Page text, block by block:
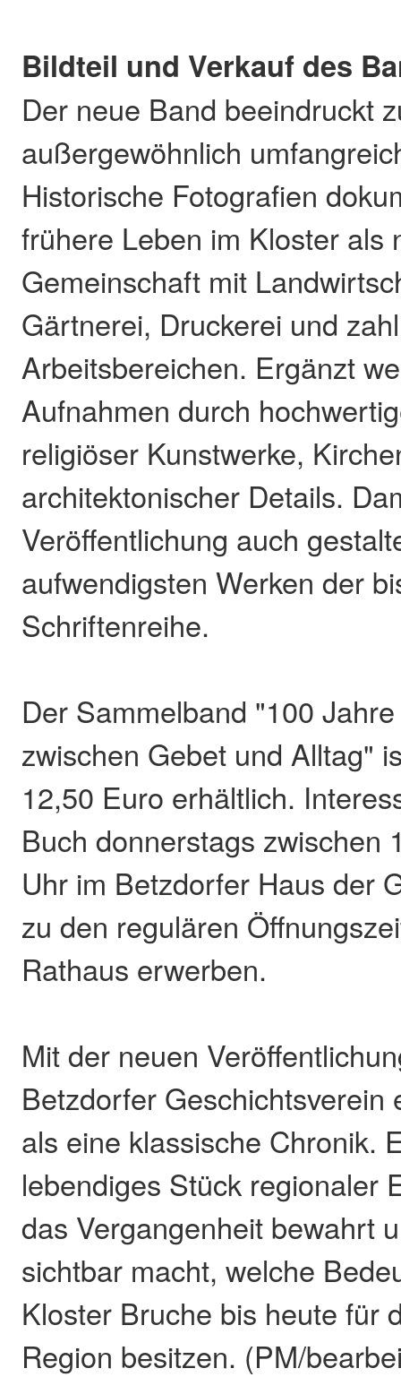
Bildteil und Verkauf des
Der neue Band beeindruckt
außergewöhnlich
Historische Fotografien
frühere Leben im Kloster als
Gemeinschaft mit
Gärtnerei, Druckerei und
Arbeitsbereichen. Ergänzt
Aufnahmen durch
religiöser Kunstwerke,
architektonischer Details.
Veröffentlichung auch
aufwendigsten Werken der
Schriftenreihe.
Der Sammelband "100
zwischen Gebet und Alltag"
12,50 Euro erhältlich.
Buch donnerstags zwischen
Uhr im Betzdorfer Haus der
zu den regulären
Rathaus erwerben.
Mit der neuen
Betzdorfer Geschichtsverein
als eine klassische Chronik.
lebendiges Stück regionaler
das Vergangenheit bewahrt
sichtbar macht, welche
Kloster Bruche bis heute für
Region besitzen. (PM/